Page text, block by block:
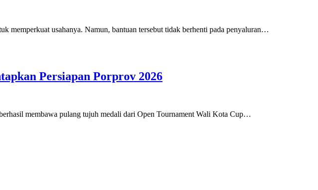
memperkuat usahanya. Namun, bantuan tersebut tidak berhenti pada penyaluran…
Persiapan Porprov 2026
membawa pulang tujuh medali dari Open Tournament Wali Kota Cup…